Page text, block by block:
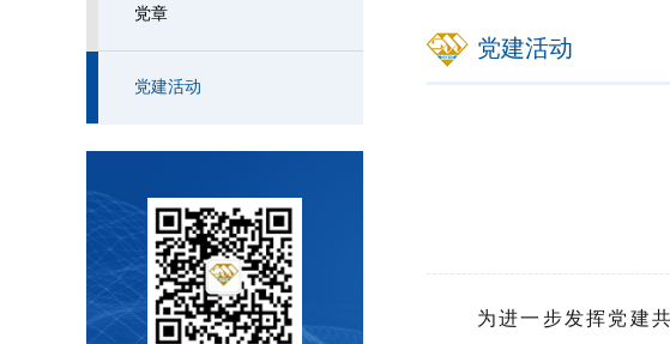
党章
党建活动
党建活动
为进一步发挥党建